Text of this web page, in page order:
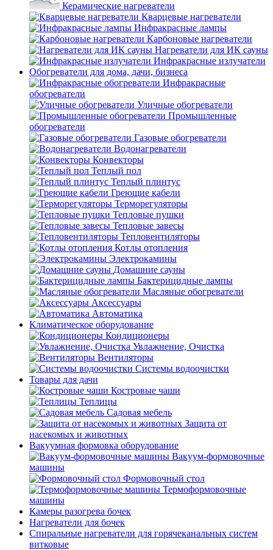
Керамические нагреватели
Кварцевые нагреватели
Инфракрасные лампы
Карбоновые нагреватели
Нагреватели для ИК сауны
Инфракрасные излучатели
Обогреватели для дома, дачи, бизнеса
Инфракрасные
обогреватели
Уличные обогреватели
Промышленные
обогреватели
Газовые обогреватели
Водонагреватели
Конвекторы
Теплый пол
Теплый плинтус
Греющие кабели
Терморегуляторы
Тепловые пушки
Тепловые завесы
Тепловентиляторы
Котлы отопления
Электрокамины
Домашние сауны
Бактерицидные лампы
Масляные обогреватели
Аксессуары
Автоматика
Климатическое оборудование
Кондиционеры
Увлажнение, Очистка
Вентиляторы
Системы водоочистки
Товары для дачи
Костровые чаши
Теплицы
Садовая мебель
Защита от
насекомых и животных
Вакуумная формовка оборудование
Вакуум-формовочные
машины
Формовочный стол
Термоформовочные
машины
Камеры разогрева бочек
Нагреватели для бочек
Спиральные нагреватели для горячеканальных систем
витковые